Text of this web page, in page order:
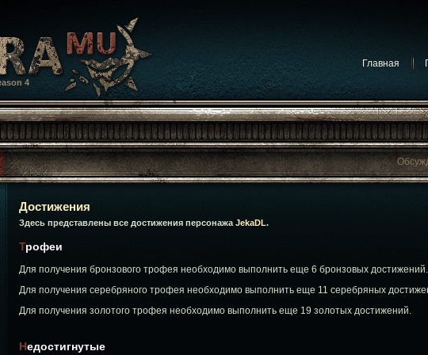
4
Главная
Обсуждают на
Достижения
Здесь представлены все достижения персонажа JekaDL.
Трофеи
Для получения бронзового трофея необходимо выполнить еще 6 бронзовых достижений.
Для получения серебряного трофея необходимо выполнить еще 11 серебряных
Для получения золотого трофея необходимо выполнить еще 19 золотых достижений.
Недостигнутые